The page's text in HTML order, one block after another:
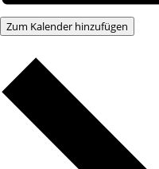
Zum Kalender hinzufügen